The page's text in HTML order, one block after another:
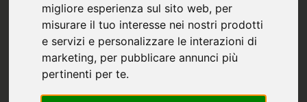
migliore esperienza sul sito web, per
misurare il tuo interesse nei nostri prodotti
e servizi e personalizzare le interazioni di
marketing, per pubblicare annunci più
pertinenti per te.